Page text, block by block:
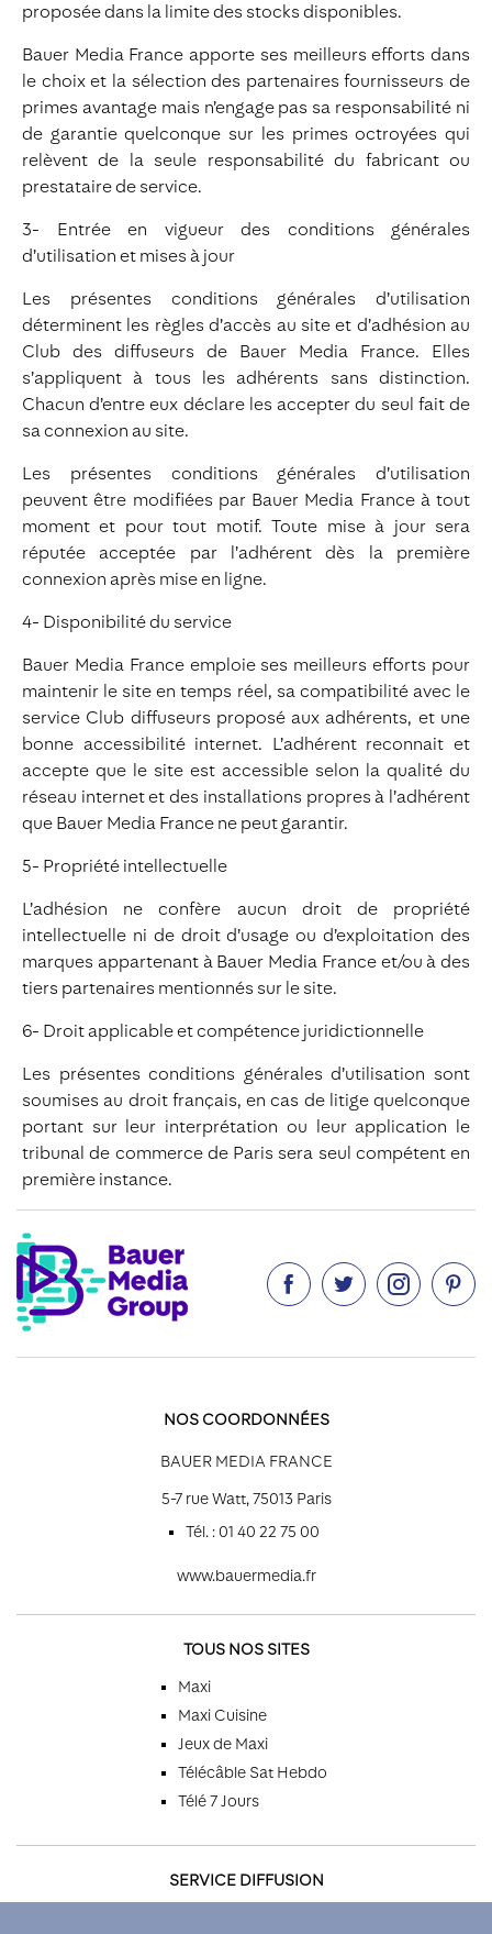
proposée dans la limite des stocks disponibles.
Bauer Media France apporte ses meilleurs efforts dans
le choix et la sélection des partenaires fournisseurs de
primes avantage mais n’engage pas sa responsabilité ni
de garantie quelconque sur les primes octroyées qui
relèvent de la seule responsabilité du fabricant ou
prestataire de service.
3- Entrée en vigueur des conditions générales
d’utilisation et mises à jour
Les présentes conditions générales d’utilisation
déterminent les règles d’accès au site et d’adhésion au
Club des diffuseurs de Bauer Media France. Elles
s’appliquent à tous les adhérents sans distinction.
Chacun d’entre eux déclare les accepter du seul fait de
sa connexion au site.
Les présentes conditions générales d’utilisation
peuvent être modifiées par Bauer Media France à tout
moment et pour tout motif. Toute mise à jour sera
réputée acceptée par l’adhérent dès la première
connexion après mise en ligne.
4- Disponibilité du service
Bauer Media France emploie ses meilleurs efforts pour
maintenir le site en temps réel, sa compatibilité avec le
service Club diffuseurs proposé aux adhérents, et une
bonne accessibilité internet. L’adhérent reconnait et
accepte que le site est accessible selon la qualité du
réseau internet et des installations propres à l’adhérent
que Bauer Media France ne peut garantir.
5- Propriété intellectuelle
L’adhésion ne confère aucun droit de propriété
intellectuelle ni de droit d’usage ou d’exploitation des
marques appartenant à Bauer Media France et/ou à des
tiers partenaires mentionnés sur le site.
6- Droit applicable et compétence juridictionnelle
Les présentes conditions générales d’utilisation sont
soumises au droit français, en cas de litige quelconque
portant sur leur interprétation ou leur application le
tribunal de commerce de Paris sera seul compétent en
première instance.
   
NOS COORDONNÉES
BAUER MEDIA FRANCE
5-7 rue Watt, 75013 Paris
Tél. : 01 40 22 75 00
www.bauermedia.fr
TOUS NOS SITES
Maxi
Maxi Cuisine
Jeux de Maxi
Télécâble Sat Hebdo
Télé 7 Jours
SERVICE DIFFUSION